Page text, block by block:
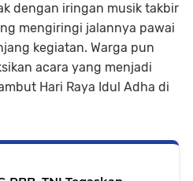
dengan iringan musik takbir
mengiringi jalannya pawai
kegiatan. Warga pun
acara yang menjadi
Hari Raya Idul Adha di